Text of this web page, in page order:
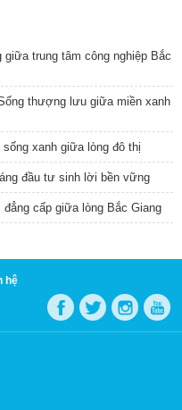
trung tâm công nghiệp Bắc
thượng lưu giữa miền xanh
xanh giữa lòng đô thị
đầu tư sinh lời bền vững
cấp giữa lòng Bắc Giang
hệ